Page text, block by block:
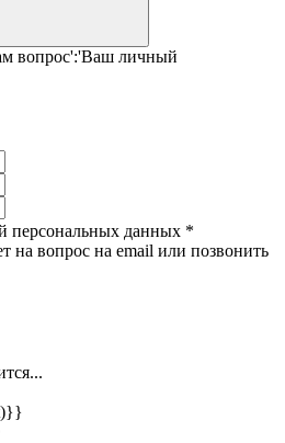
вопрос':'Ваш личный
персональных данных *
на вопрос на email или позвонить